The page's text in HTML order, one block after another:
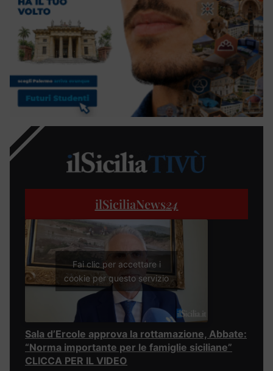
ilSiciliaNews24
Fai clic per accettare i
cookie per questo servizio
Sala d’Ercole approva la rottamazione, Abbate:
“Norma importante per le famiglie siciliane”
CLICCA PER IL VIDEO